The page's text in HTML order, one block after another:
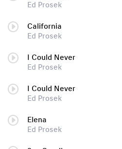
Ed Prosek
California
Ed Prosek
I Could Never
Ed Prosek
I Could Never
Ed Prosek
Elena
Ed Prosek